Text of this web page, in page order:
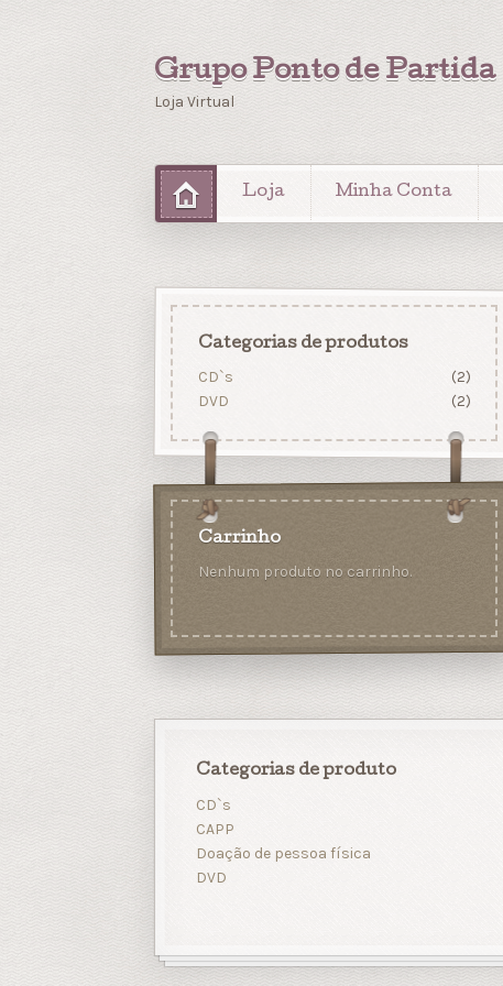
Grupo Ponto de Partida
Loja Virtual
Loja Minha Conta
Categorias de produtos
CD`s
(2)
DVD
(2)
Carrinho
Nenhum produto no carrinho.
Categorias de produto
CD`s
CAPP
Doação de pessoa física
DVD